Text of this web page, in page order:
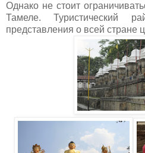
Однако не стоит
Тамеле. Туристический
представления о всей стране